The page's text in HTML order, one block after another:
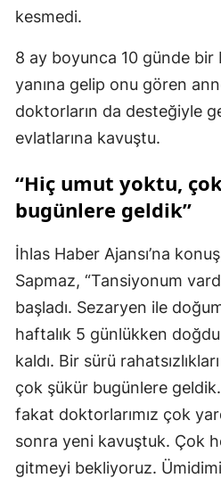
kesmedi.
8 ay boyunca 10 günde bir
yanına gelip onu gören
doktorların da desteğiyle
evlatlarına kavuştu.
“Hiç umut yoktu,
bugünlere geldik”
İhlas Haber Ajansı’na
Sapmaz, “Tansiyonum
başladı. Sezaryen ile
haftalık 5 günlükken
kaldı. Bir sürü
çok şükür bugünlere
fakat doktorlarımız çok
sonra yeni kavuştuk. Çok
gitmeyi bekliyoruz.